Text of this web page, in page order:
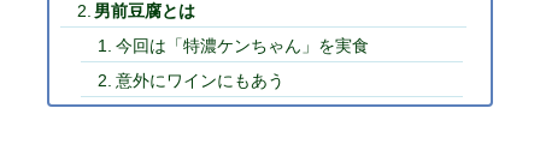
男前豆腐とは
今回は「特濃ケンちゃん」を実食
意外にワインにもあう